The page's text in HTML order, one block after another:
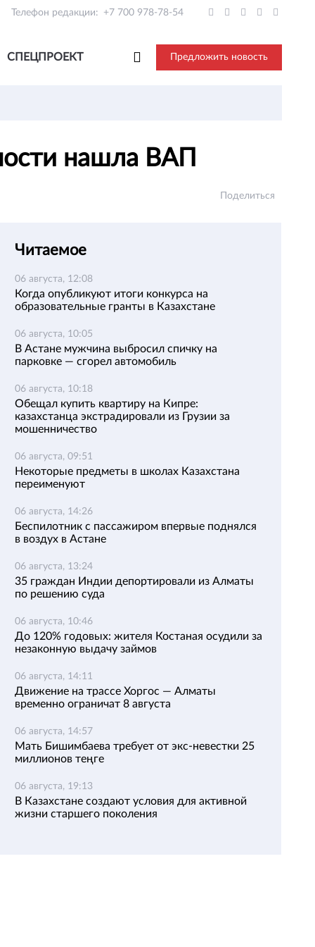
Телефон редакции: +7 700 978-78-54
СПЕЦПРОЕКТ Предложить новость
нашла ВАП
Поделиться
Читаемое
06 августа, 12:08
Когда опубликуют итоги конкурса на
образовательные гранты в Казахстане
06 августа, 10:05
В Астане мужчина выбросил спичку на
парковке — сгорел автомобиль
06 августа, 10:18
Обещал купить квартиру на Кипре:
казахстанца экстрадировали из Грузии за
мошенничество
06 августа, 09:51
Некоторые предметы в школах Казахстана
переименуют
06 августа, 14:26
Беспилотник с пассажиром впервые поднялся
в воздух в Астане
06 августа, 13:24
35 граждан Индии депортировали из Алматы
по решению суда
06 августа, 10:46
До 120% годовых: жителя Костаная осудили за
незаконную выдачу займов
06 августа, 14:11
Движение на трассе Хоргос — Алматы
временно ограничат 8 августа
06 августа, 14:57
Мать Бишимбаева требует от экс-невестки 25
миллионов теңге
06 августа, 19:13
В Казахстане создают условия для активной
жизни старшего поколения